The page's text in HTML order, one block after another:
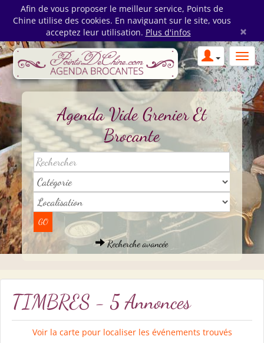
Afin de vous proposer le meilleur service, Points de
Chine utilise des cookies. En naviguant sur le site, vous
acceptez leur utilisation. Plus d'infos ×
Agenda Vide Grenier Et
Brocante
Recherche avancée
TIMBRES - 5 Annonces
Voir la carte pour localiser les événements trouvés